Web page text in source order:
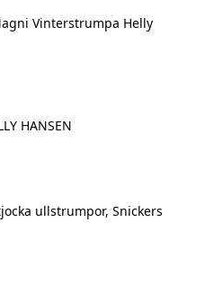
HANSEN